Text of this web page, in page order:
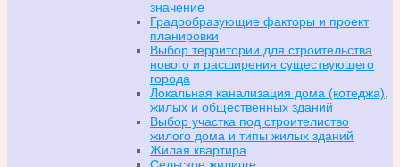
значение
Градообразующие факторы и проект
планировки
Выбор территории для строительства
нового и расширения существующего
города
Локальная канализация дома (котеджа),
жилых и общественных зданий
Выбор участка под строителиство
жилого дома и типы жилых зданий
Жилая квартира